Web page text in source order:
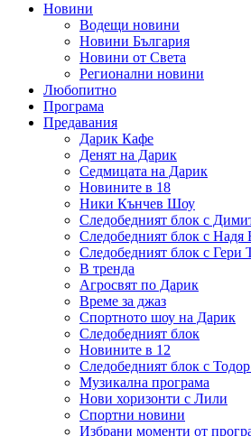
Новини
Водещи новини
Новини България
Новини от Света
Регионални новини
Любопитно
Програма
Предавания
Дарик Кафе
Денят на Дарик
Седмицата на Дарик
Новините в 18
Ники Кънчев Шоу
Следобедният блок с
Следобедният блок с Надя
Следобедният блок с Гери
В тренда
Агросвят по Дарик
Време за джаз
Спортното шоу на Дарик
Следобедният блок
Новините в 12
Следобедният блок с
Музикална програма
Нови хоризонти с Лили
Спортни новини
Избрани моменти от